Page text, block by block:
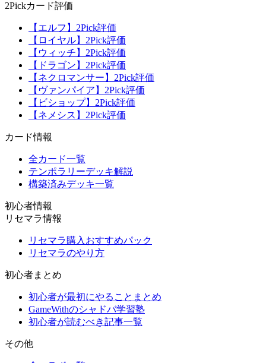
2Pickカード評価
【エルフ】2Pick評価
【ロイヤル】2Pick評価
【ウィッチ】2Pick評価
【ドラゴン】2Pick評価
【ネクロマンサー】2Pick評価
【ヴァンパイア】2Pick評価
【ビショップ】2Pick評価
【ネメシス】2Pick評価
カード情報
全カード一覧
テンポラリーデッキ解説
構築済みデッキ一覧
初心者情報
リセマラ情報
リセマラ購入おすすめパック
リセマラのやり方
初心者まとめ
初心者が最初にやることまとめ
GameWithのシャドバ学習塾
初心者が読むべき記事一覧
その他